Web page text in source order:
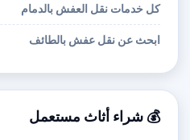
كل خدمات نقل العفش بالدمام
ابحث عن نقل عفش بالطائف
💰 شراء أثاث مستعمل